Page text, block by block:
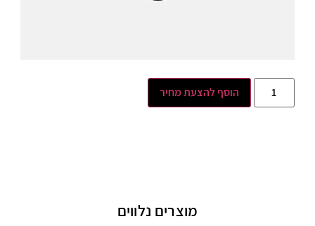
הוסף להצעת מחיר
מוצרים נלווים